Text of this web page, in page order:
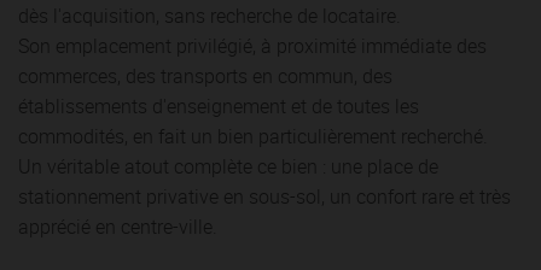
dès l'acquisition, sans recherche de locataire.
Son emplacement privilégié, à proximité immédiate des
commerces, des transports en commun, des
établissements d'enseignement et de toutes les
commodités, en fait un bien particulièrement recherché.
Un véritable atout complète ce bien : une place de
stationnement privative en sous-sol, un confort rare et très
apprécié en centre-ville.